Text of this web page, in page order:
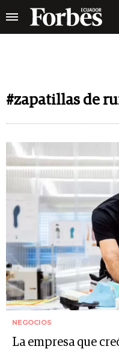
#zapatillas de
NEGOCIOS
La empresa que